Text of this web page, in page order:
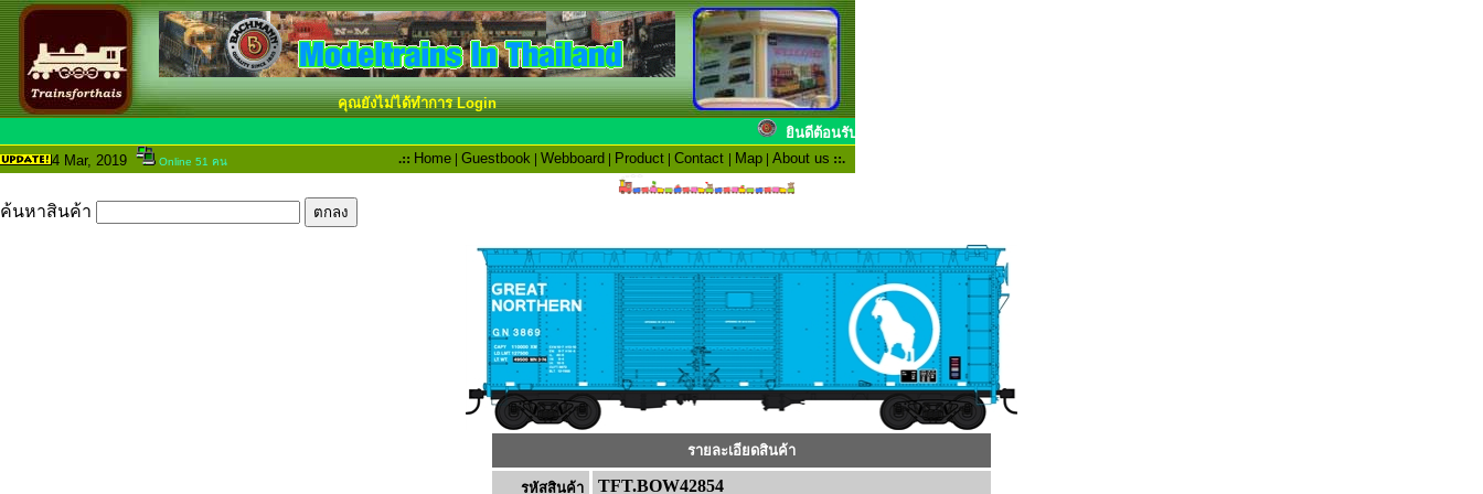
คุณยังไม่ได้ทำการ Login
ยินดีต้อนรับสมาชิกทุกๆท่าน ขณะนี้โชว์รูมได้เปิดให้ชมอย่างเป็นทา
4 Mar, 2019 Online 51 คน .:: Home | Guestbook | Webboard | Product | Contact | Map | About us ::.
ค้นหาสินค้า
รายละเอียดสินค้า
รหัสสินค้า TFT.BOW42854